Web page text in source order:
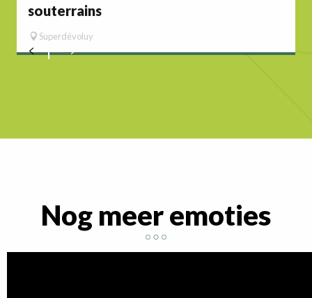
souterrains
Superdévoluy
Nog meer emoties